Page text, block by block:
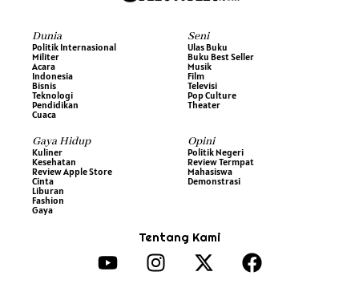
Dunia
Politik Internasional
Militer
Acara
Indonesia
Bisnis
Teknologi
Pendidikan
Cuaca
Seni
Ulas Buku
Buku Best Seller
Musik
Film
Televisi
Pop Culture
Theater
Gaya Hidup
Kuliner
Kesehatan
Review Apple Store
Cinta
Liburan
Fashion
Gaya
Opini
Politik Negeri
Review Termpat
Mahasiswa
Demonstrasi
Tentang Kami